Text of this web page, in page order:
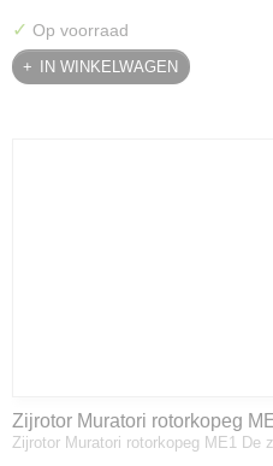
✓ Op voorraad
IN WINKELWAGEN
Zijrotor Muratori rotorkopeg
Zijrotor Muratori rotorkopeg ME1 De